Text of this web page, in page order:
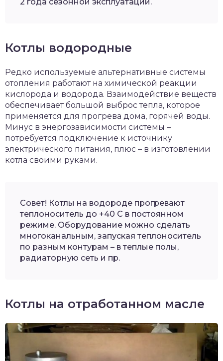
Котлы водородные
Редко используемые альтернативные системы
отопления работают на химической реакции
кислорода и водорода. Взаимодействие веществ
обеспечивает большой выброс тепла, которое
применяется для прогрева дома, горячей воды.
Минус в энергозависимости системы –
потребуется подключение к источнику
электрического питания, плюс – в изготовлении
котла своими руками.
Совет! Котлы на водороде прогревают
теплоноситель до +40 С в постоянном
режиме. Оборудование можно сделать
многоканальным, запуская теплоноситель
по разным контурам – в теплые полы,
радиаторную сеть и пр.
Котлы на отработанном масле